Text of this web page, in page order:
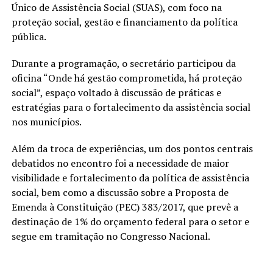
Único de Assistência Social (SUAS), com foco na
proteção social, gestão e financiamento da política
pública.
Durante a programação, o secretário participou da
oficina “Onde há gestão comprometida, há proteção
social”, espaço voltado à discussão de práticas e
estratégias para o fortalecimento da assistência social
nos municípios.
Além da troca de experiências, um dos pontos centrais
debatidos no encontro foi a necessidade de maior
visibilidade e fortalecimento da política de assistência
social, bem como a discussão sobre a Proposta de
Emenda à Constituição (PEC) 383/2017, que prevê a
destinação de 1% do orçamento federal para o setor e
segue em tramitação no Congresso Nacional.